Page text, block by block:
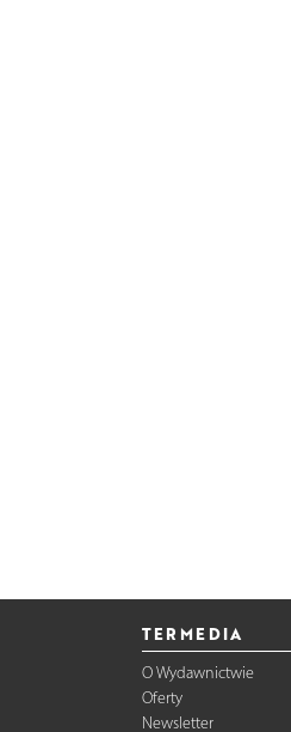
TERMEDIA
O Wydawnictwie
Oferty
Newsletter